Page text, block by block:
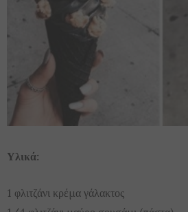
Υλικά:
1 φλιτζάνι κρέμα γάλακτος